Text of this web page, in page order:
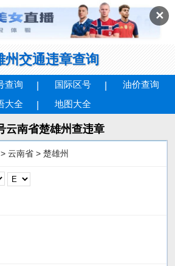
✕
州交通违章查询
查询 国际区号
油价查询
大全 地图大全
云南省楚雄州查违章
全国 > 云南省 > 楚雄州